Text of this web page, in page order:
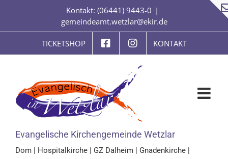
springen
Kontakt: (06441) 9443-0 |
gemeindeamt.wetzlar@ekir.de
TICKETSHOP KONTAKT
Evangelische Kirchengemeinde Wetzlar
Dom | Hospitalkirche | GZ Dalheim | Gnadenkirche |